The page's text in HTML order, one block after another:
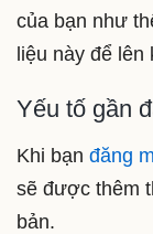
của bạn như
liệu này để lên
Yếu tố gần
Khi bạn đăng
sẽ được thêm
bản.